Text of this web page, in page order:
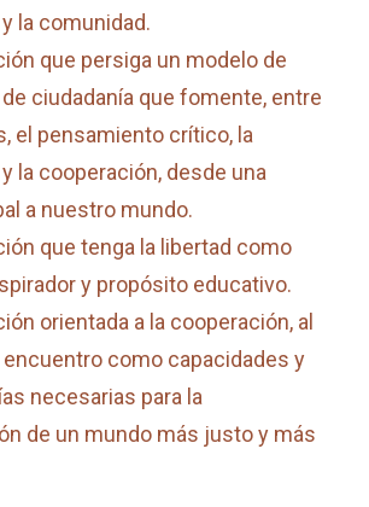
la comunidad.
que persiga un modelo de
ciudadanía que fomente, entre
el pensamiento crítico, la
la cooperación, desde una
a nuestro mundo.
que tenga la libertad como
y propósito educativo.
orientada a la cooperación, al
encuentro como capacidades y
necesarias para la
de un mundo más justo y más